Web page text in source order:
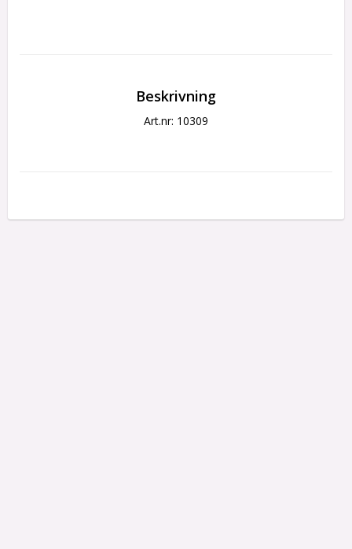
Beskrivning
Art.nr: 10309